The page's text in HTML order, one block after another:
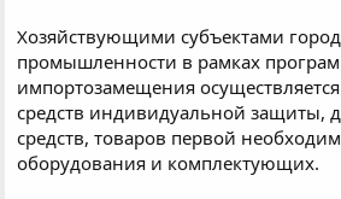
Хозяйствующими субъектами
промышленности в рамках
импортозамещения
средств индивидуальной
средств, товаров первой
оборудования и комплектующих.